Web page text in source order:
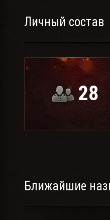
Личный состав
28
Ближайшие